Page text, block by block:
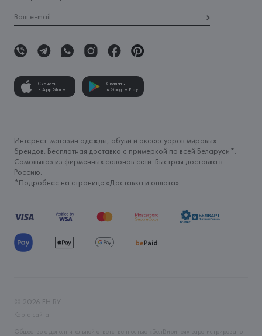
Скачать
в App Store
Скачать
в Google Play
Интернет-магазин одежды, обуви и аксессуаров мировых
брендов. Бесплатная доставка с примеркой по всей Беларуси*.
Самовывоз из фирменных салонов сети. Быстрая доставка в
Россию.
*Подробнее на странице «Доставка и оплата»
© 2026 FH.BY
Карта сайта
Общество с дополнительной ответственностью «БелВиринея» зарегистрировано